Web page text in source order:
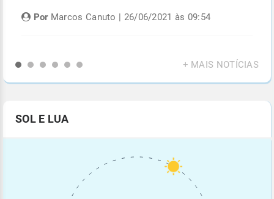
PorMarcos Canuto | 26/06/2021 às 09:54
+ MAIS NOTÍCIAS
SOL E LUA